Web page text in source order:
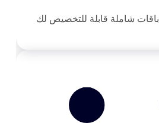
باقات شاملة قابلة للتخصيص لك